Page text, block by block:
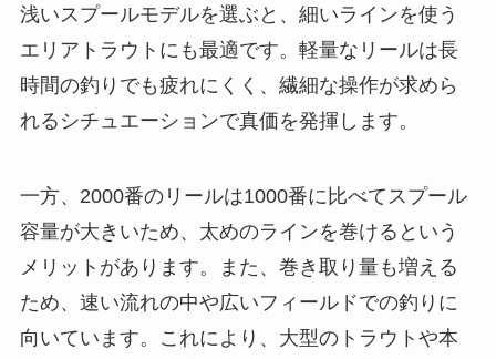
浅いスプールモデルを選ぶと、細いラインを使う
エリアトラウトにも最適です。軽量なリールは長
時間の釣りでも疲れにくく、繊細な操作が求めら
れるシチュエーションで真価を発揮します。
一方、2000番のリールは1000番に比べてスプール
容量が大きいため、太めのラインを巻けるという
メリットがあります。また、巻き取り量も増える
ため、速い流れの中や広いフィールドでの釣りに
向いています。これにより、大型のトラウトや本